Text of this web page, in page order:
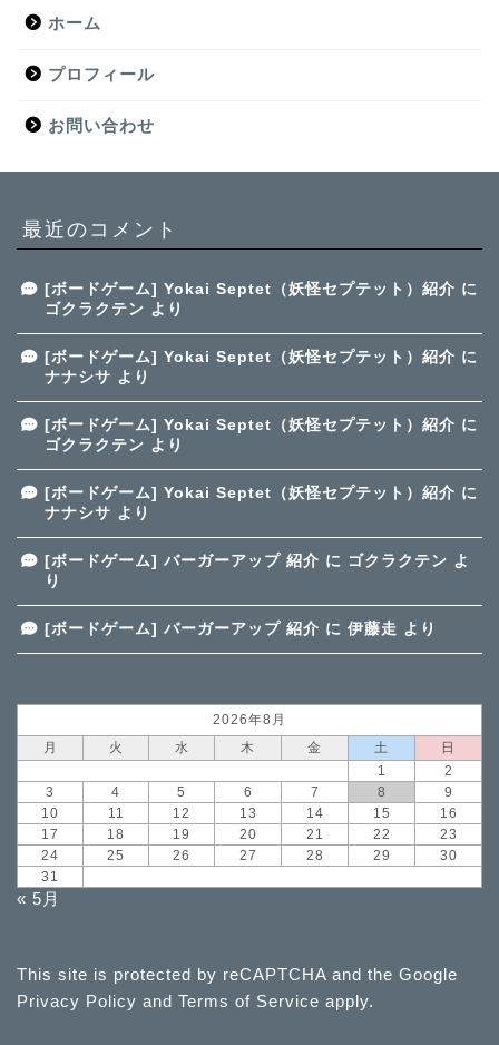
ホーム
プロフィール
お問い合わせ
最近のコメント
[ボードゲーム] Yokai Septet（妖怪セプテット）紹介 に
ゴクラクテン より
[ボードゲーム] Yokai Septet（妖怪セプテット）紹介 に
ナナシサ より
[ボードゲーム] Yokai Septet（妖怪セプテット）紹介 に
ゴクラクテン より
[ボードゲーム] Yokai Septet（妖怪セプテット）紹介 に
ナナシサ より
[ボードゲーム] バーガーアップ 紹介 に ゴクラクテン よ
り
[ボードゲーム] バーガーアップ 紹介 に 伊藤走 より
2026年8月
月
火 水 木 金 土
日
1
2
3
4 5 6 7 8
9
10
11 12 13 14 15
16
17
18 19 20 21 22
23
24
25 26 27 28 29
30
31
« 5月
This site is protected by reCAPTCHA and the Google
Privacy Policy and Terms of Service apply.